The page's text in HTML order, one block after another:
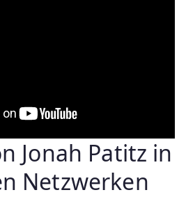
Jonah Patitz in
Netzwerken